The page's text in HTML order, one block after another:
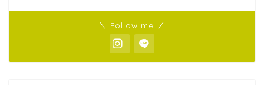
＼ Follow me ／